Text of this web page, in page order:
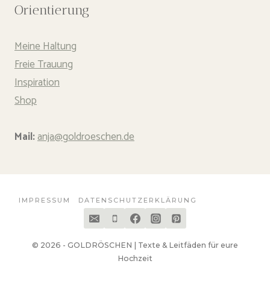
Orientierung
Meine Haltung
Freie Trauung
Inspiration
Shop
Mail:anja@goldroeschen.de
IMPRESSUM DATENSCHUTZERKLÄRUNG
© 2026 - GOLDRÖSCHEN | Texte & Leitfäden für eure
Hochzeit